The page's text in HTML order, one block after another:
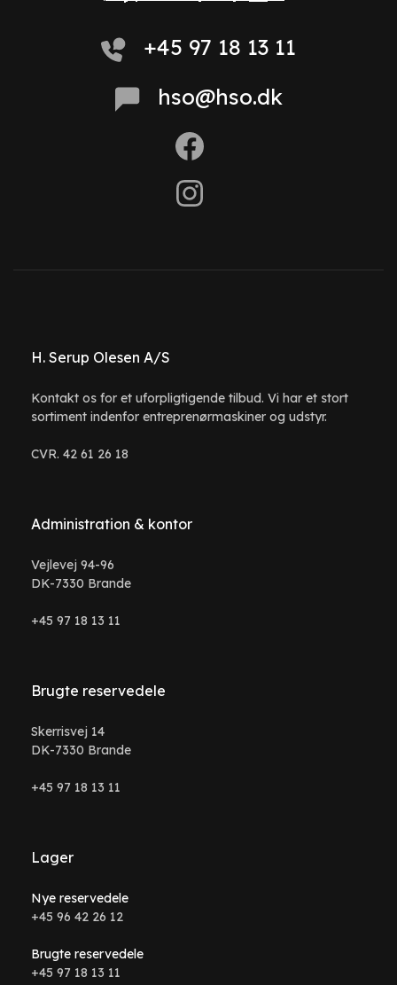
+45 97 18 13 11
hso@hso.dk
H. Serup Olesen A/S
Kontakt os for et uforpligtigende tilbud. Vi har et stort
sortiment indenfor entreprenørmaskiner og udstyr.
CVR. 42 61 26 18
Administration & kontor
Vejlevej 94-96
DK-7330 Brande
+45 97 18 13 11
Brugte reservedele
Skerrisvej 14
DK-7330 Brande
+45 97 18 13 11
Lager
Nye reservedele
+45 96 42 26 12
Brugte reservedele
+45 97 18 13 11